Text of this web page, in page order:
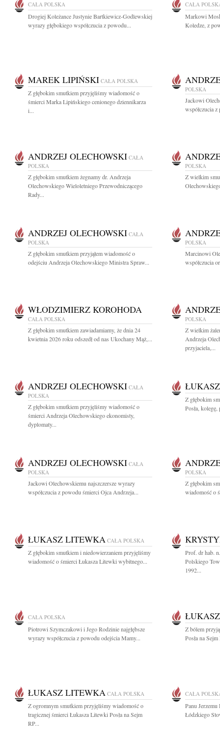
CAŁA POLSKA
Drogiej Koleżance Justynie Bartkiewicz-Godlewskiej
wyrazy głębokiego współczucia z powodu...
CAŁA
Markowi
Koledze, z
MAREK LIPIŃSKI CAŁA POLSKA
Z głębokim smutkiem przyjęliśmy wiadomość o
śmierci Marka Lipińskiego cenionego dziennikarza
i...
POLSKA
Jackowi
współczucia
ANDRZEJ OLECHOWSKI CAŁA
POLSKA
Z głębokim smutkiem żegnamy dr. Andrzeja
Olechowskiego Wieloletniego Przewodniczącego
Rady...
POLSKA
Z wielkim
ANDRZEJ OLECHOWSKI CAŁA
POLSKA
Z głębokim smutkiem przyjąłem wiadomość o
odejściu Andrzeja Olechowskiego Ministra Spraw...
POLSKA
Marcinowi
współczucia
WŁODZIMIERZ KOROHODA
CAŁA POLSKA
Z głębokim smutkiem zawiadamiamy, że dnia 24
kwietnia 2026 roku odszedł od nas Ukochany Mąż,...
POLSKA
Z wielkim
Andrzeja
przyjaciela,...
ANDRZEJ OLECHOWSKI CAŁA
POLSKA
Z głębokim smutkiem przyjęliśmy wiadomość o
śmierci Andrzeja Olechowskiego ekonomisty,
dyplomaty...
Z głębokim
Posła,
ANDRZEJ OLECHOWSKI CAŁA
POLSKA
Jackowi Olechowskiemu najszczersze wyrazy
współczucia z powodu śmierci Ojca Andrzeja...
POLSKA
Z głębokim
wiadomość o
ŁUKASZ LITEWKA CAŁA POLSKA
Z głębokim smutkiem i niedowierzaniem przyjęliśmy
wiadomość o śmierci Łukasza Litewki wybitnego...
Prof. dr hab.
Polskiego
1992...
CAŁA POLSKA
Piotrowi Szymczakowi i Jego Rodzinie najgłębsze
wyrazy współczucia z powodu odejścia Mamy...
Z bólem
Posła na
ŁUKASZ LITEWKA CAŁA POLSKA
Z ogromnym smutkiem przyjęliśmy wiadomość o
tragicznej śmierci Łukasza Litewki Posła na Sejm
RP...
CAŁA
Panu
Łódzkiego